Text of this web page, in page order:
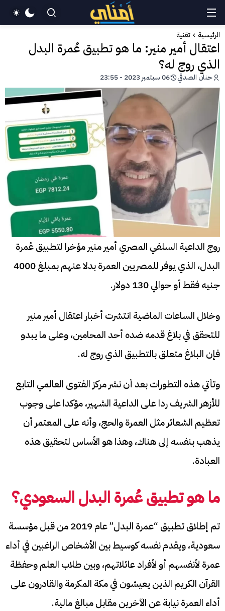
الرئيسية تقنية
اعتقال أمير منير: ما هو تطبيق عُمرة البدل
الذي روج له؟
حنان الصدقي 06 سبتمبر 2023 - 23:55
روج الداعية السلفي المصري أمير منير مؤخرا لتطبيق عُمرة
البدل، الذي يوفر للمصريين العمرة بدلا عنهم بمبلغ 4000
جنيه فقط أو حوالي 130 دولار.
وخلال الساعات الماضية انتشرت أخبار اعتقال أمير منير
للتحقق في بلاغ قدمه ضده أحد المحامين، وعلى ما يبدو
فإن البلاغ متعلق بالتطبيق الذي روج له.
وتأتي هذه التطورات بعد أن نشر مركز الفتوى العالمي التابع
للأزهر الشريف ردا على الداعية الشهير، مؤكدا على وجوب
تعظيم الشعائر مثل العمرة والحج، وأنه على المعتمر أن
يذهب بنفسه إلى هناك، وهذا هو الأساس لتحقيق هذه
العبادة.
ما هو تطبيق عُمرة البدل السعودي؟
تم إطلاق تطبيق “عمرة البدل” عام 2019 من قبل مؤسسة
سعودية، ويقدم نفسه كوسيط بين الأشخاص الراغبين في أداء
عمرة لأنفسهم أو لأفراد عائلاتهم، وبين طلاب العلم وحفظة
القرآن الكريم الذين يعيشون في مكة المكرمة والقادرون على
أداء العمرة نيابة عن الآخرين مقابل مبالغ مالية.